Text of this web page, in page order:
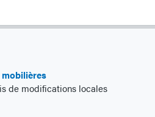
de modifications locales